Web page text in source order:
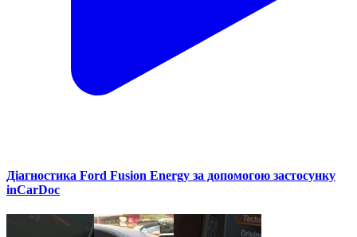
Діагностика Ford Fusion Energy за допомогою застосунку
inCarDoc